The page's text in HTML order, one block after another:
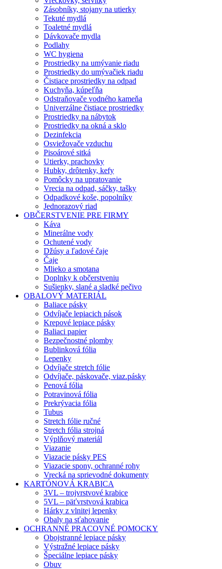
Zásobníky, stojany na utierky
Tekuté mydlá
Toaletné mydlá
Dávkovače mydla
Podlahy
WC hygiena
Prostriedky na umývanie riadu
Prostriedky do umývačiek riadu
Čistiace prostriedky na odpad
Kuchyňa, kúpeľňa
Odstraňovače vodného kameňa
Univerzálne čistiace prostriedky
Prostriedky na nábytok
Prostriedky na okná a sklo
Dezinfekcia
Osviežovače vzduchu
Pisoárové sitká
Utierky, prachovky
Hubky, drôtenky, kefy
Pomôcky na upratovanie
Vrecia na odpad, sáčky, tašky
Odpadkové koše, popolníky
Jednorazový riad
OBČERSTVENIE PRE FIRMY
Káva
Minerálne vody
Ochutené vody
Džúsy a ľadové čaje
Čaje
Mlieko a smotana
Doplnky k občerstveniu
Sušienky, slané a sladké pečivo
OBALOVÝ MATERIÁL
Baliace pásky
Odvíjače lepiacich pások
Krepové lepiace pásky
Baliaci papier
Bezpečnostné plomby
Bublinková fólia
Lepenky
Odvíjače stretch fólie
Odvíjače, páskovače, viaz.pásky
Penová fólia
Potravinová fólia
Prekrývacia fólia
Tubus
Stretch fólie ručné
Stretch fólia strojná
Výplňový materiál
Viazanie
Viazacie pásky PES
Viazacie spony, ochranné rohy
Vrecká na sprievodné dokumenty
KARTÓNOVÁ KRABICA
3VL – trojvrstvové krabice
5VL – päťvrstvová krabica
Hárky z vlnitej lepenky
Obaly na sťahovanie
OCHRANNÉ PRACOVNÉ POMOCKY
Obojstranné lepiace pásky
Výstražné lepiace pásky
Špeciálne lepiace pásky
Obuv